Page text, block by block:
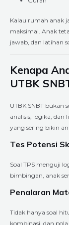
Kalau rumah anak
maksimal. Anak
jawab, dan latihan
Kenapa
UTBK
UTBK SNBT bukan
analisis, logika,
yang sering bikin
Tes Potensi
Soal TPS menguji
bimbingan, anak
Penalaran
Tidak hanya soal
kombinasi, dan